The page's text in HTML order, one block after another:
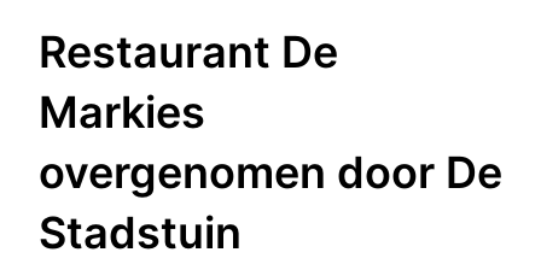
Restaurant De
Markies
overgenomen door De
Stadstuin